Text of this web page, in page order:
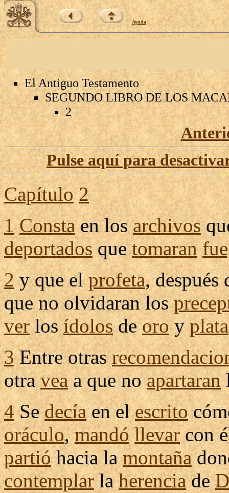
Ayuda
El Antiguo Testamento
SEGUNDO LIBRO DE LOS
2
Pulse aquí para
Capítulo 2
1 Constaen losarchivos
deportadosquetomaran
2y que elprofeta, después
que noolvidaranlos
verlosídolosdeoroyplata
3Entre otras
otraveaa que noapartaran
4Sedecíaen elescrito
oráculo,mandó llevarcon
partióhacia lamontaña
contemplarlaherenciade